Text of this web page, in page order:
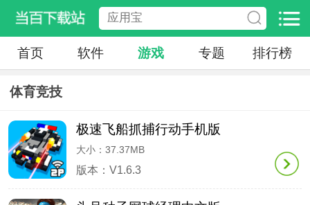
首页 软件 游戏 专题 排行榜
体育竞技
极速飞船抓捕行动手机版
大小：37.37MB
版本：V1.6.3